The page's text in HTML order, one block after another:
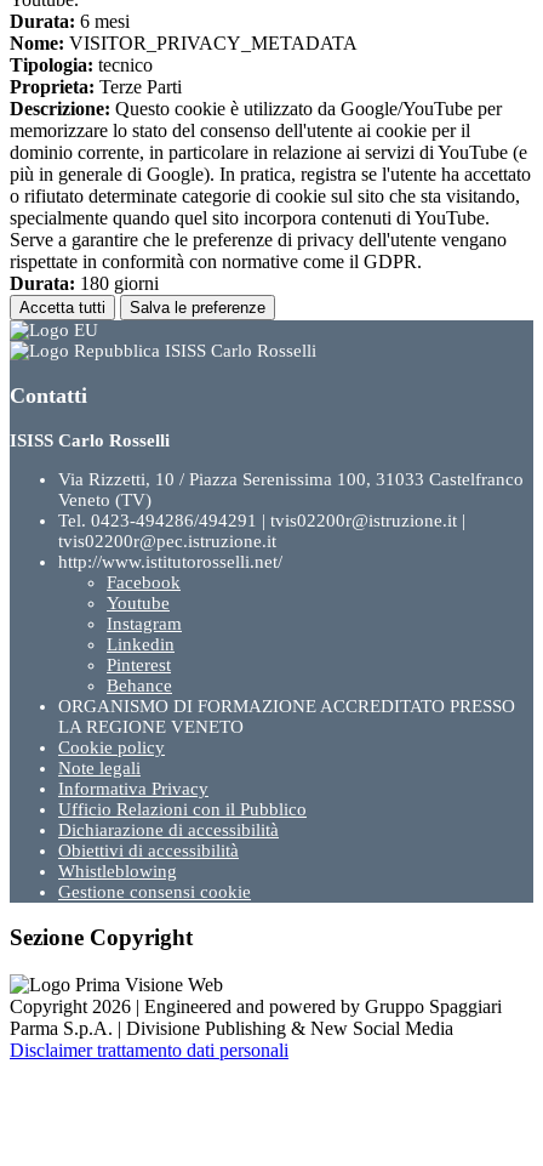
Durata: 6 mesi
Nome: VISITOR_PRIVACY_METADATA
Tipologia: tecnico
Proprieta: Terze Parti
Descrizione: Questo cookie è utilizzato da Google/YouTube per
memorizzare lo stato del consenso dell'utente ai cookie per il
dominio corrente, in particolare in relazione ai servizi di YouTube (e
più in generale di Google). In pratica, registra se l'utente ha accettato
o rifiutato determinate categorie di cookie sul sito che sta visitando,
specialmente quando quel sito incorpora contenuti di YouTube.
Serve a garantire che le preferenze di privacy dell'utente vengano
rispettate in conformità con normative come il GDPR.
Durata: 180 giorni
Accetta tutti Salva le preferenze
ISISS Carlo Rosselli
Contatti
ISISS Carlo Rosselli
Via Rizzetti, 10 / Piazza Serenissima 100, 31033 Castelfranco
Veneto (TV)
Tel. 0423-494286/494291 | tvis02200r@istruzione.it |
tvis02200r@pec.istruzione.it
http://www.istitutorosselli.net/
Facebook
Youtube
Instagram
Linkedin
Pinterest
Behance
ORGANISMO DI FORMAZIONE ACCREDITATO PRESSO
LA REGIONE VENETO
Cookie policy
Note legali
Informativa Privacy
Ufficio Relazioni con il Pubblico
Dichiarazione di accessibilità
Obiettivi di accessibilità
Whistleblowing
Gestione consensi cookie
Sezione Copyright
Copyright 2026 | Engineered and powered by Gruppo Spaggiari
Parma S.p.A. | Divisione Publishing & New Social Media
Disclaimer trattamento dati personali